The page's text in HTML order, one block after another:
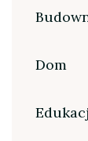
Dom